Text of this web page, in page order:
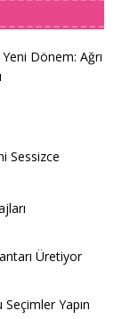
Dönem: Ağrı
Sessizce
Üretiyor
Yapın